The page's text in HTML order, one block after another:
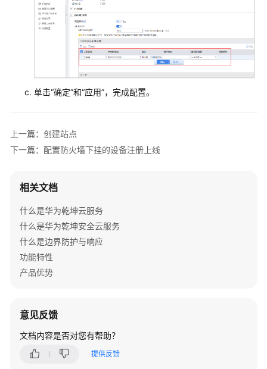
准
备
备
上
创
防
单击“确定”和“应用”，完成配置。
上一篇：创建站点
下一篇：配置防火墙下挂的设备注册上线
相关文档
什么是华为乾坤云服务
什么是华为乾坤安全云服务
什么是边界防护与响应
功能特性
产品优势
意见反馈
文档内容是否对您有帮助？
提供反馈